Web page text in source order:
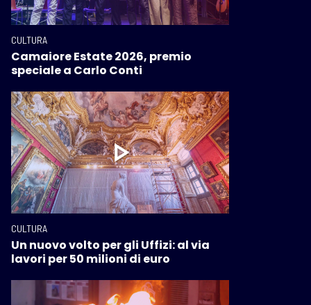
CULTURA
Camaiore Estate 2026, premio
speciale a Carlo Conti
CULTURA
Un nuovo volto per gli Uffizi: al via
lavori per 50 milioni di euro